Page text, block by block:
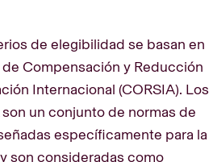
de elegibilidad se basan en
Compensación y Reducción
Internacional (CORSIA). Los
un conjunto de normas de
específicamente para la
son consideradas como